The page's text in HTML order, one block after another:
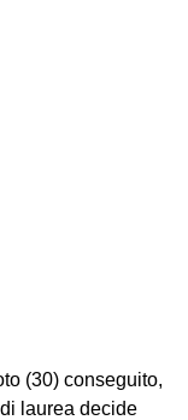
(30) conseguito,
laurea decide